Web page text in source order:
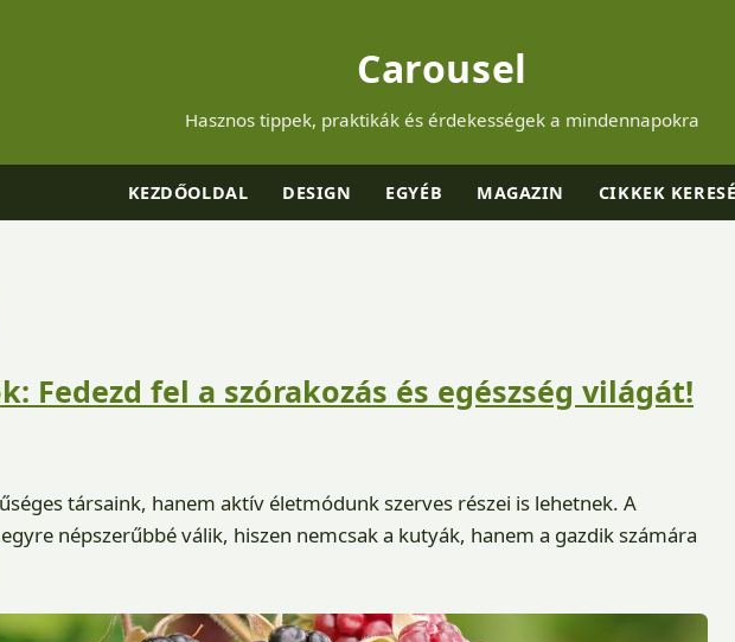
Carousel
Hasznos tippek, praktikák és érdekességek a mindennapokra
KEZDŐOLDAL DESIGN EGYÉB MAGAZIN CIKKEK
Fedezd fel a szórakozás és egészség világát!
társaink, hanem aktív életmódunk szerves részei is lehetnek. A
népszerűbbé válik, hiszen nemcsak a kutyák, hanem a gazdik számára